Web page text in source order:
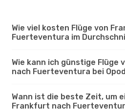
Wie viel kosten Flüge von
Fuerteventura im
Wie kann ich günstige Flüge
nach Fuerteventura bei
Wann ist die beste Zeit, um
Frankfurt nach